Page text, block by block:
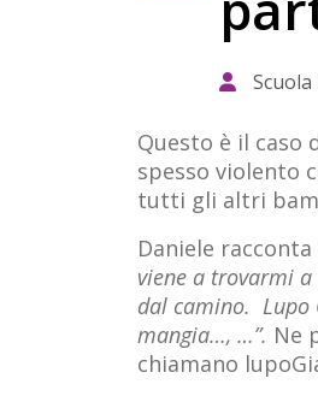
Questo è il caso
spesso violento
tutti gli altri
Daniele racconta
viene a trovarmi
dal camino. Lupo
mangia…, …”. Ne
chiamano